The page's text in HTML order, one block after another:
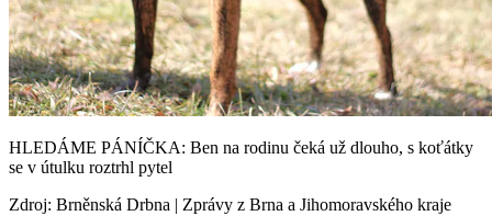
HLEDÁME PÁNÍČKA: Ben na rodinu čeká už dlouho, s koťátky
se v útulku roztrhl pytel
Zdroj: Brněnská Drbna | Zprávy z Brna a Jihomoravského kraje